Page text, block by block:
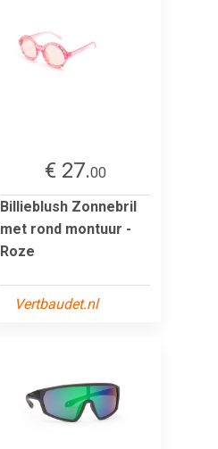
€ 27.00
Billieblush Zonnebril
met rond montuur -
Roze
Vertbaudet.nl